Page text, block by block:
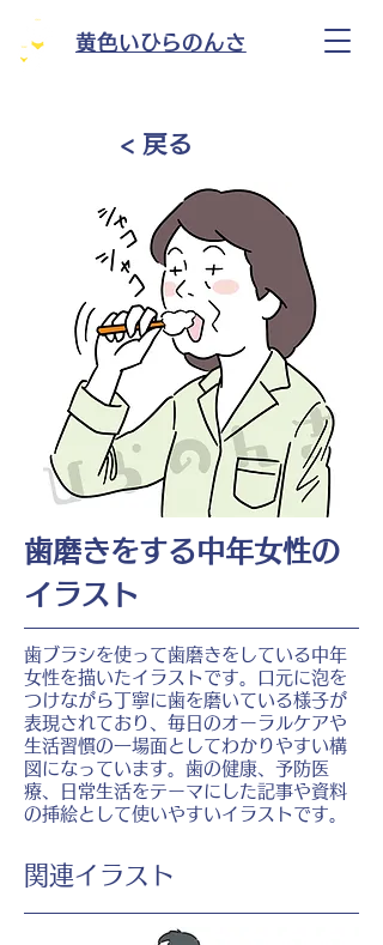
黄色いひらのんさ
< 戻る
歯磨きをする中年女性の
イラスト
歯ブラシを使って歯磨きをしている中年
女性を描いたイラストです。口元に泡を
つけながら丁寧に歯を磨いている様子が
表現されており、毎日のオーラルケアや
生活習慣の一場面としてわかりやすい構
図になっています。歯の健康、予防医
療、日常生活をテーマにした記事や資料
の挿絵として使いやすいイラストです。
​関連イラスト